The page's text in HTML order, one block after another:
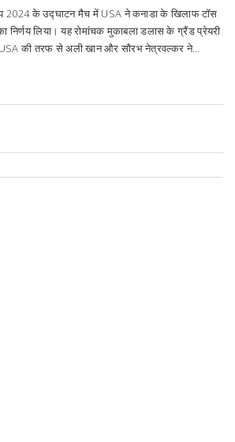
2024 के उद्घाटन मैच में USA ने कनाडा के खिलाफ टॉस
निर्णय लिया। यह रोमांचक मुकाबला डलास के ग्रैंड प्रेयरी
की तरफ से अली खान और सौरभ नेत्रवल्कर ने